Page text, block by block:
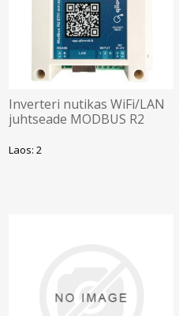
Inverteri nutikas WiFi/LAN
juhtseade MODBUS R2
Laos: 2